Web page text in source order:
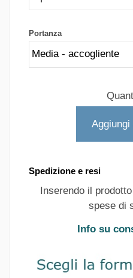
Portanza
Spedizione e resi
Inserendo il
spese di
Info su